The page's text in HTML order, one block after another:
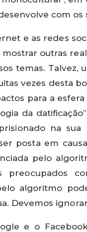
com os
e as redes
outras
temas. Talvez,
vezes desta
para a
da
na sua
posta em
pelo
preocupados
algoritmo
Devemos
e o